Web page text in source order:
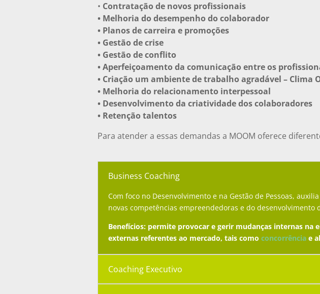
• Contratação de novos profissionais
• Melhoria do desempenho do colaborador
• Planos de carreira e promoções
• Gestão de crise
• Gestão de conflito
• Aperfeiçoamento da comunicação entre os
• Criação um ambiente de trabalho agradável – Clima
• Melhoria do relacionamento interpessoal
• Desenvolvimento da criatividade dos colaboradores
• Retenção talentos
Para atender a essas demandas a MOOM oferece
Business Coaching
Com foco no Desenvolvimento e na Gestão de Pessoas,
novas competências empreendedoras e do desenvolvimento
Benefícios: permite provocar e gerir mudanças internas na
externas referentes ao mercado, tais como concorrência e
Coaching Executivo